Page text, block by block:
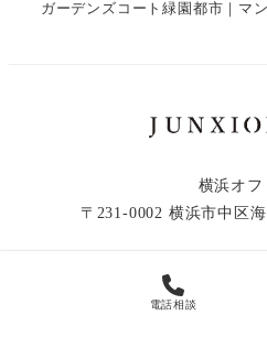
ガーデンズコート緑園都市｜マ
横浜オフ
〒231-0002 横浜市中区
© 2019 - 2026
電話相談